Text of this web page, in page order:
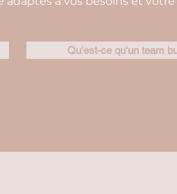
Qu'est-ce qu'un team